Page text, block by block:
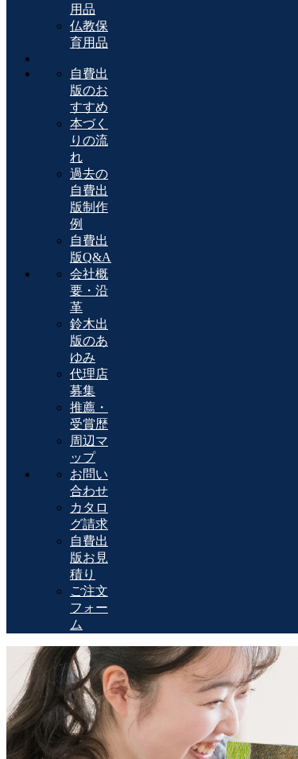
用品
仏教保
育用品
自費出
版のお
すすめ
本づく
りの流
れ
過去の
自費出
版制作
例
自費出
版Q&A
会社概
要・沿
革
鈴木出
版のあ
ゆみ
代理店
募集
推薦・
受賞歴
周辺マ
ップ
お問い
合わせ
カタロ
グ請求
自費出
版お見
積り
ご注文
フォー
ム